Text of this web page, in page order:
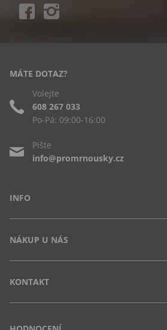
INFO
Často kladené dotazy
Obchodní podmínky
Ochrana osobních údajů
NÁKUP U NÁS
Jak uplatnit slevový kód
Vrácení zboží a výměna
Osobní odběr na pobočce
KONTAKT
Vejvarovo nábřeží 199
MÁTE DOTAZ?
Volejte
608 267 033
Po-Pá: 09:00-16:00
Pište
info@promrnousky.cz